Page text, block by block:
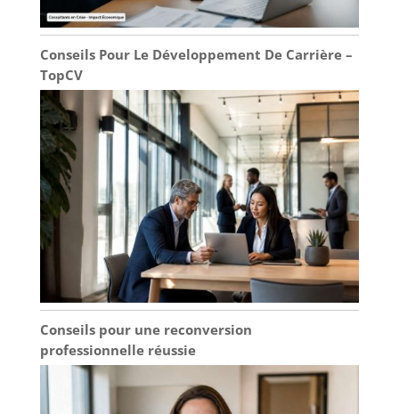
Conseils Pour Le Développement De Carrière –
TopCV
Conseils pour une reconversion
professionnelle réussie